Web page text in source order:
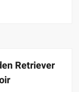
Retriever